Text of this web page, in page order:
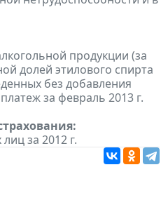
продукции (за
долей этилового спирта
без добавления
за февраль 2013 г.
за 2012 г.